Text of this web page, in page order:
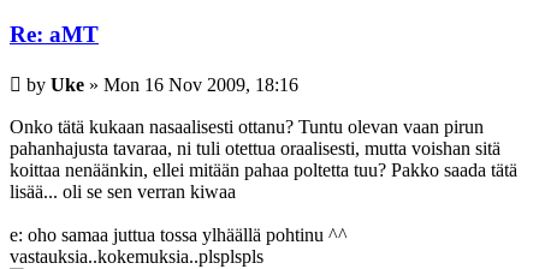
Re: aMT
Post
by Uke » Mon 16 Nov 2009, 18:16
Onko tätä kukaan nasaalisesti ottanu? Tuntu olevan vaan pirun
pahanhajusta tavaraa, ni tuli otettua oraalisesti, mutta voishan sitä
koittaa nenäänkin, ellei mitään pahaa poltetta tuu? Pakko saada tätä
lisää... oli se sen verran kiwaa
e: oho samaa juttua tossa ylhäällä pohtinu ^^
vastauksia..kokemuksia..plsplspls